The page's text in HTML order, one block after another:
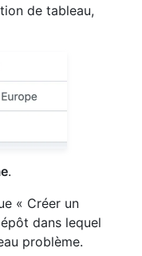
de tableau,
.
« Créer un
dans lequel
problème.